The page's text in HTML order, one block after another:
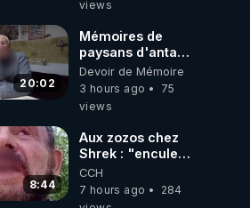
views
20:02
Mémoires de
paysans d'antan
avec Jean
Devoir de Mémoire
3 hours ago
75
views
8:44
Aux zozos chez
Shrek : "encule
toi tout seul
espèce de mal
polish"
CCH
7 hours ago
284